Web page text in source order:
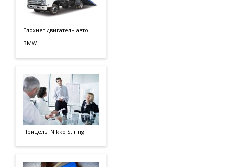
Глохнет двигатель авто
BMW
Прицелы Nikko Stiring